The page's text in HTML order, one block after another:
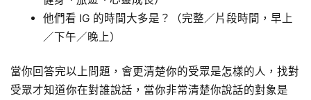
他們看 IG 的時間大多是？（完整／片段時間，早上
／下午／晚上）
當你回答完以上問題，會更清楚你的受眾是怎樣的人，找對
受眾才知道你在對誰說話，當你非常清楚你說話的對象是